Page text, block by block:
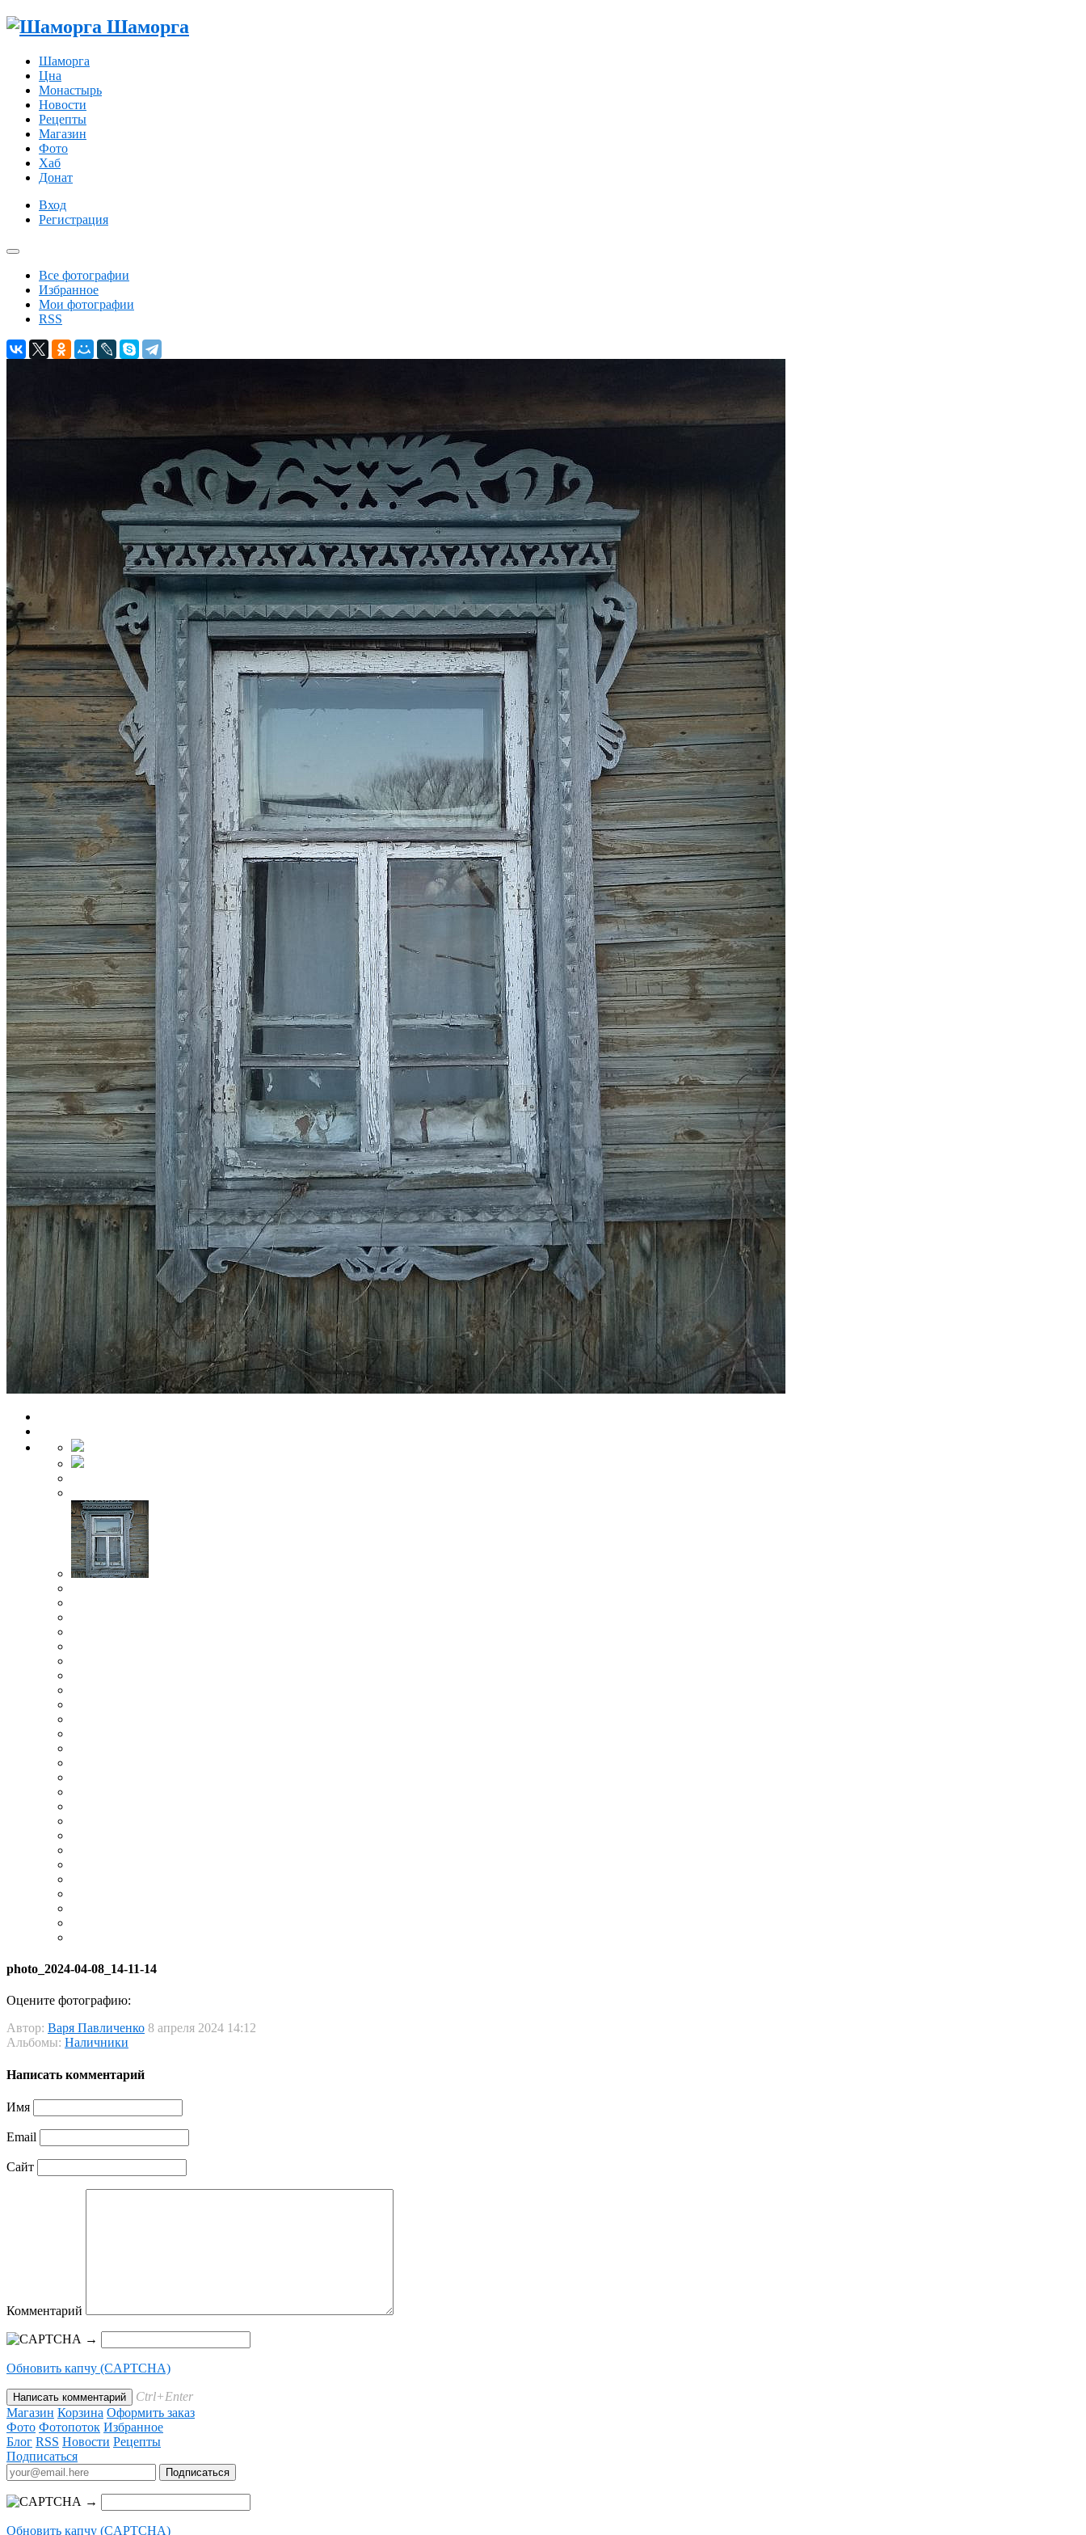
Шаморга
Шаморга
Цна
Монастырь
Новости
Рецепты
Магазин
Фото
Хаб
Донат
Вход
Регистрация
Все фотографии
Избранное
Мои фотографии
RSS
photo_2024-04-08_14-11-14
Оцените фотографию:
Автор: Варя Павличенко 8 апреля 2024 14:12
Альбомы: Наличники
Написать комментарий
Имя
Email
Сайт
Комментарий
→
Обновить капчу (CAPTCHA)
Ctrl+Enter
Магазин Корзина Оформить заказ
Фото Фотопоток Избранное
Блог RSS Новости Рецепты
Подписаться
→
Обновить капчу (CAPTCHA)